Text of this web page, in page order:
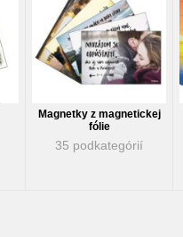
Magnetky z magnetickej
fólie
35 podkategórií